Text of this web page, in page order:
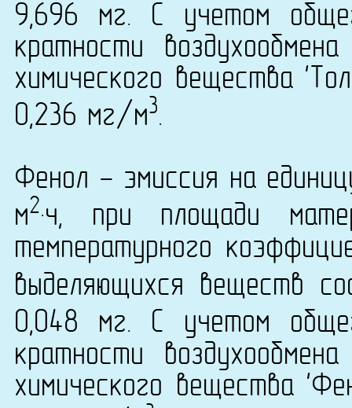
9,696 мг. С учетом
кратности
химического вещества
0,236 мг/м3.
Фенол - эмиссия на
м2·ч, при площади
температурного
выделяющихся веществ
0,048 мг. С учетом
кратности
химического вещества